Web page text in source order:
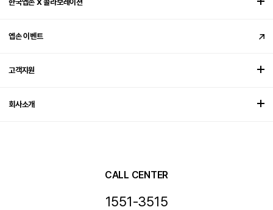
한국엡손 X 콜라보레이션
엡손 이벤트
고객지원
회사소개
CALL CENTER
1551-3515